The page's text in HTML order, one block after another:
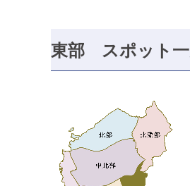
東部 スポット一